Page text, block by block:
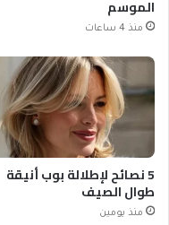
الموسم
منذ 4 ساعات
5 نصائح لإطلالة بوب أنيقة
طوال الصيف
منذ يومين